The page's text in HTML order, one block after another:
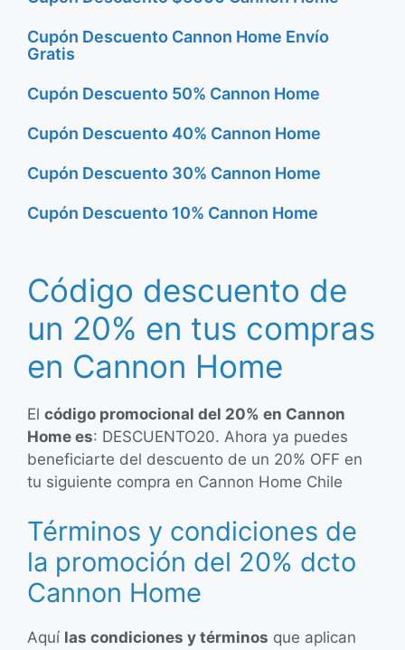
Cupón Descuento Cannon Home Envío
Gratis
Cupón Descuento 50% Cannon Home
Cupón Descuento 40% Cannon Home
Cupón Descuento 30% Cannon Home
Cupón Descuento 10% Cannon Home
Código descuento de
un 20% en tus compras
en Cannon Home
El código promocional del 20% en Cannon
Home es: DESCUENTO20. Ahora ya puedes
beneficiarte del descuento de un 20% OFF en
tu siguiente compra en Cannon Home Chile
Términos y condiciones de
la promoción del 20% dcto
Cannon Home
Aquí las condiciones y términos que aplican